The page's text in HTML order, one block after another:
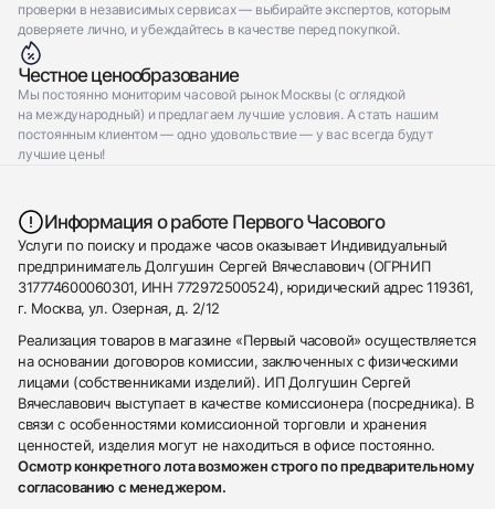
проверки в независимых сервисах — выбирайте экспертов, которым
доверяете лично, и убеждайтесь в качестве перед покупкой.
Честное ценообразование
Мы постоянно мониторим часовой рынок Москвы (с оглядкой
на международный) и предлагаем лучшие условия. А стать нашим
постоянным клиентом — одно удовольствие — у вас всегда будут
лучшие цены!
Информация о работе Первого Часового
Услуги по поиску и продаже часов оказывает Индивидуальный
предприниматель Долгушин Сергей Вячеславович (ОГРНИП
317774600060301, ИНН 772972500524), юридический адрес 119361,
г. Москва, ул. Озерная, д. 2/12
Реализация товаров в магазине «Первый часовой» осуществляется
на основании договоров комиссии, заключенных с физическими
лицами (собственниками изделий). ИП Долгушин Сергей
Вячеславович выступает в качестве комиссионера (посредника). В
связи с особенностями комиссионной торговли и хранения
ценностей, изделия могут не находиться в офисе постоянно.
Осмотр конкретного лота возможен строго по предварительному
согласованию с менеджером.